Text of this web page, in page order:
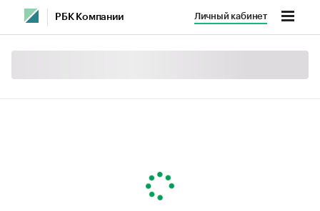
РБК Компании Личный кабинет